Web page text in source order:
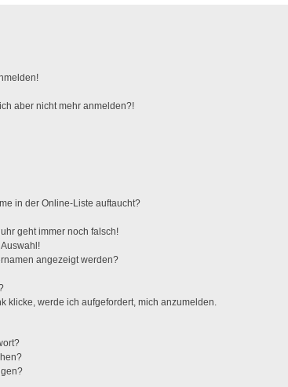
aber nicht mehr anmelden?!
in der Online-Liste auftaucht?
geht immer noch falsch!
angezeigt werden?
klicke, werde ich aufgefordert, mich anzumelden.